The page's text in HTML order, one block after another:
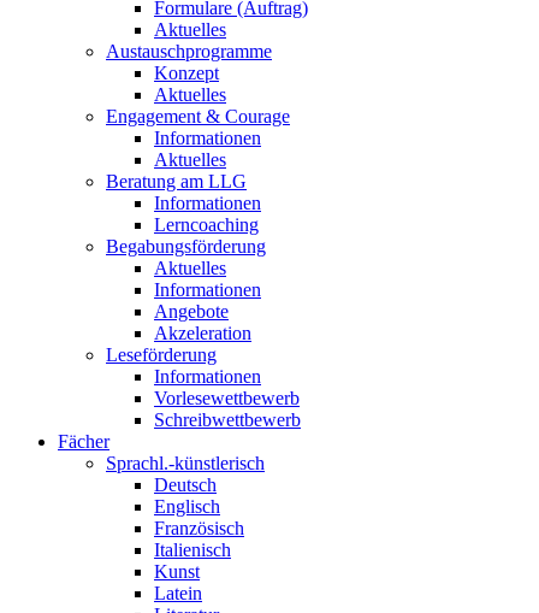
Formulare (Auftrag)
Aktuelles
Austauschprogramme
Konzept
Aktuelles
Engagement & Courage
Informationen
Aktuelles
Beratung am LLG
Informationen
Lerncoaching
Begabungsförderung
Aktuelles
Informationen
Angebote
Akzeleration
Leseförderung
Informationen
Vorlesewettbewerb
Schreibwettbewerb
Fächer
Sprachl.-künstlerisch
Deutsch
Englisch
Französisch
Italienisch
Kunst
Latein